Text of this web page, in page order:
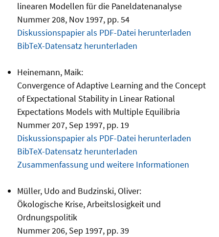
linearen Modellen für die Paneldatenanalyse
Nummer 208, Nov 1997, pp. 54
Diskussionspapier als PDF-Datei herunterladen
BibTeX-Datensatz herunterladen
Heinemann, Maik:
Convergence of Adaptive Learning and the Concept
of Expectational Stability in Linear Rational
Expectations Models with Multiple Equilibria
Nummer 207, Sep 1997, pp. 19
Diskussionspapier als PDF-Datei herunterladen
BibTeX-Datensatz herunterladen
Zusammenfassung und weitere Informationen
Müller, Udo and Budzinski, Oliver:
Ökologische Krise, Arbeitslosigkeit und
Ordnungspolitik
Nummer 206, Sep 1997, pp. 39